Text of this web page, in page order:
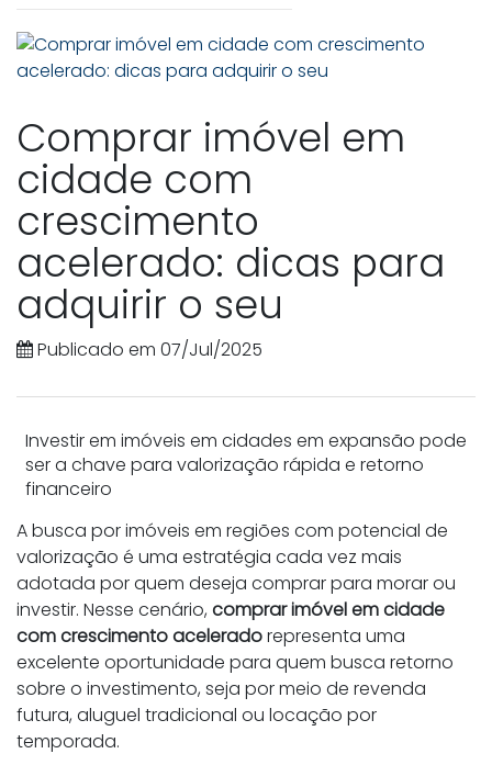
Comprar imóvel em
cidade com
crescimento
acelerado: dicas para
adquirir o seu
Publicado em 07/Jul/2025
Investir em imóveis em cidades em expansão pode
ser a chave para valorização rápida e retorno
financeiro
A busca por imóveis em regiões com potencial de
valorização é uma estratégia cada vez mais
adotada por quem deseja comprar para morar ou
investir. Nesse cenário, comprar imóvel em cidade
com crescimento aceleradorepresenta uma
excelente oportunidade para quem busca retorno
sobre o investimento, seja por meio de revenda
futura, aluguel tradicional ou locação por
temporada.